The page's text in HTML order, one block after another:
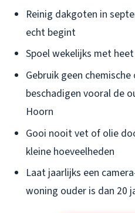
Reinig dakgoten in
echt begint
Spoel wekelijks met
Gebruik geen
beschadigen vooral de
Hoorn
Gooi nooit vet of olie
kleine hoeveelheden
Laat jaarlijks een
woning ouder is dan 20